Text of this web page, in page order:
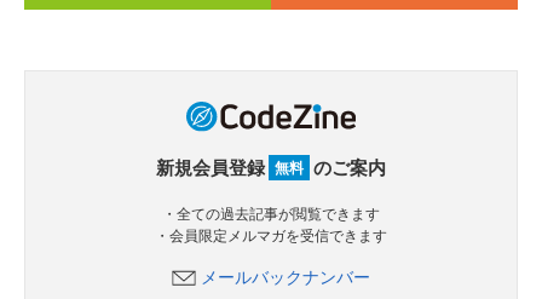
新規会員登録 無料 のご案内
・全ての過去記事が閲覧できます
・会員限定メルマガを受信できます
メールバックナンバー